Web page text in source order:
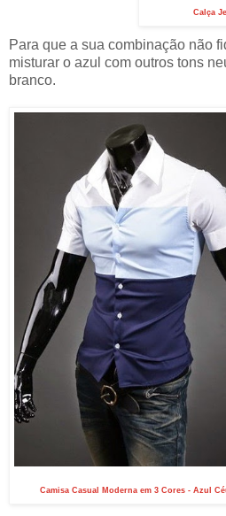
Calça
Para que a sua combinação não
misturar o azul com outros tons
branco.
Camisa Casual Moderna em 3 Cores - Azul